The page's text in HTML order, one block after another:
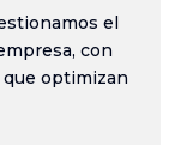
el
con
optimizan